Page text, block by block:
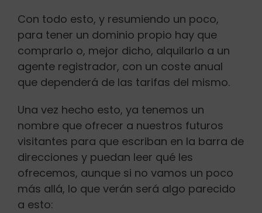
Con todo esto, y resumiendo un poco,
para tener un dominio propio hay que
comprarlo o, mejor dicho, alquilarlo a un
agente registrador, con un coste anual
que dependerá de las tarifas del mismo.
Una vez hecho esto, ya tenemos un
nombre que ofrecer a nuestros futuros
visitantes para que escriban en la barra de
direcciones y puedan leer qué les
ofrecemos, aunque si no vamos un poco
más allá, lo que verán será algo parecido
a esto: